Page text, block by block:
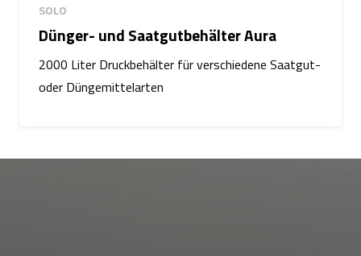
SOLO
Dünger- und Saatgutbehälter Aura
2000 Liter Druckbehälter für verschiedene Saatgut-
oder Düngemittelarten